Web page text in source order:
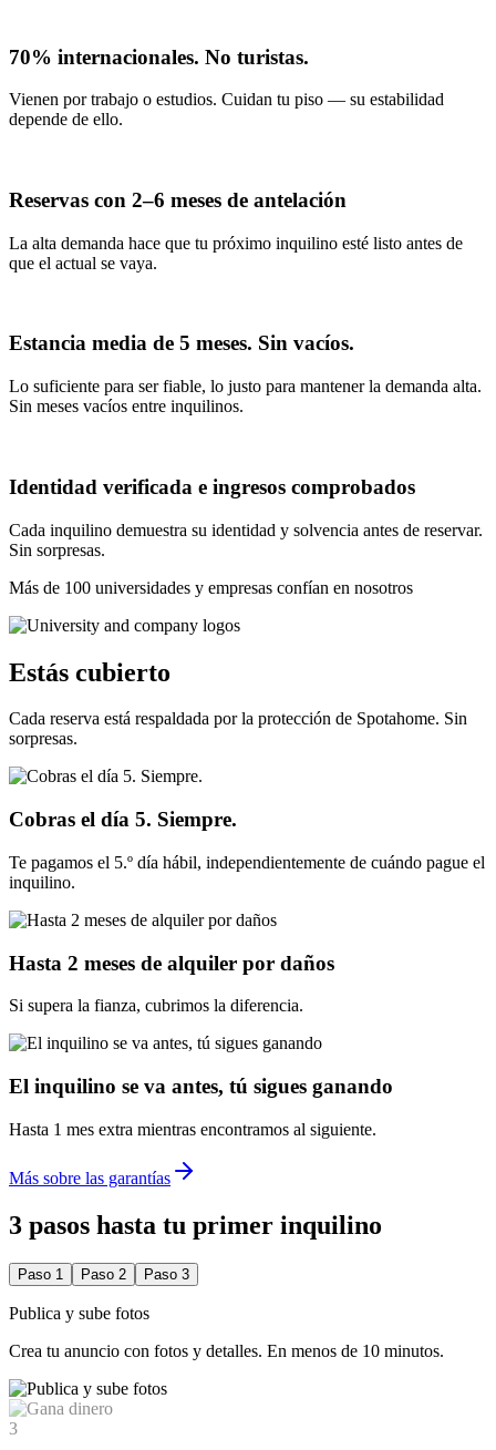
70% internacionales. No turistas.
Vienen por trabajo o estudios. Cuidan tu piso — su estabilidad
depende de ello.
Reservas con 2–6 meses de antelación
La alta demanda hace que tu próximo inquilino esté listo antes de
que el actual se vaya.
Estancia media de 5 meses. Sin vacíos.
Lo suficiente para ser fiable, lo justo para mantener la demanda alta.
Sin meses vacíos entre inquilinos.
Identidad verificada e ingresos comprobados
Cada inquilino demuestra su identidad y solvencia antes de reservar.
Sin sorpresas.
Más de 100 universidades y empresas confían en nosotros
Estás cubierto
Cada reserva está respaldada por la protección de Spotahome. Sin
sorpresas.
Cobras el día 5. Siempre.
Te pagamos el 5.º día hábil, independientemente de cuándo pague el
inquilino.
Hasta 2 meses de alquiler por daños
Si supera la fianza, cubrimos la diferencia.
El inquilino se va antes, tú sigues ganando
Hasta 1 mes extra mientras encontramos al siguiente.
Más sobre las garantías
3 pasos hasta tu primer inquilino
Paso 1 Paso 2 Paso 3
Publica y sube fotos
Crea tu anuncio con fotos y detalles. En menos de 10 minutos.
3